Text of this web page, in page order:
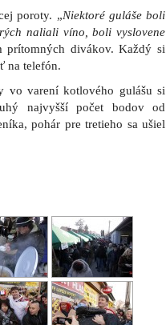
poroty. „Niektoré guláše boli
naliali víno, boli vyslovene
prítomných divákov. Každý si
na telefón.
vo varení kotlového gulášu si
najvyšší počet bodov od
pohár pre tretieho sa ušiel